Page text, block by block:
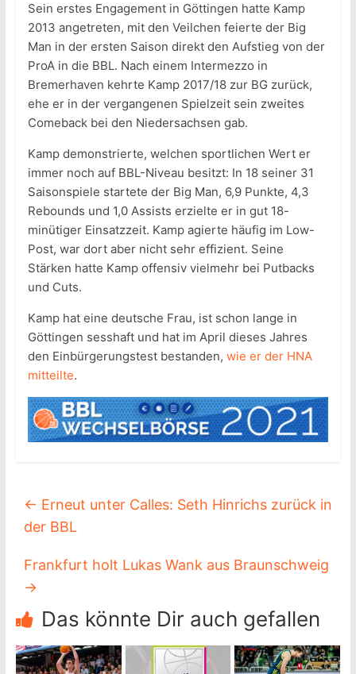
Sein erstes Engagement in Göttingen hatte Kamp
2013 angetreten, mit den Veilchen feierte der Big
Man in der ersten Saison direkt den Aufstieg von der
ProA in die BBL. Nach einem Intermezzo in
Bremerhaven kehrte Kamp 2017/18 zur BG zurück,
ehe er in der vergangenen Spielzeit sein zweites
Comeback bei den Niedersachsen gab.
Kamp demonstrierte, welchen sportlichen Wert er
immer noch auf BBL-Niveau besitzt: In 18 seiner 31
Saisonspiele startete der Big Man, 6,9 Punkte, 4,3
Rebounds und 1,0 Assists erzielte er in gut 18-
minütiger Einsatzzeit. Kamp agierte häufig im Low-
Post, war dort aber nicht sehr effizient. Seine
Stärken hatte Kamp offensiv vielmehr bei Putbacks
und Cuts.
Kamp hat eine deutsche Frau, ist schon lange in
Göttingen sesshaft und hat im April dieses Jahres
den Einbürgerungstest bestanden, wie er der HNA
mitteilte.
← Erneut unter Calles: Seth Hinrichs zurück in
der BBL
Frankfurt holt Lukas Wank aus Braunschweig
→
Das könnte Dir auch gefallen